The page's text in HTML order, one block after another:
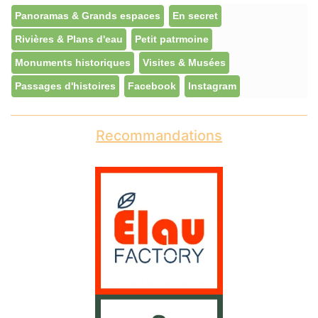
Panoramas & Grands espaces En secret
Rivières & Plans d'eau Petit patrmoine
Monuments historiques Visites & Musées
Passages d'histoires Facebook Instagram
Recommandations